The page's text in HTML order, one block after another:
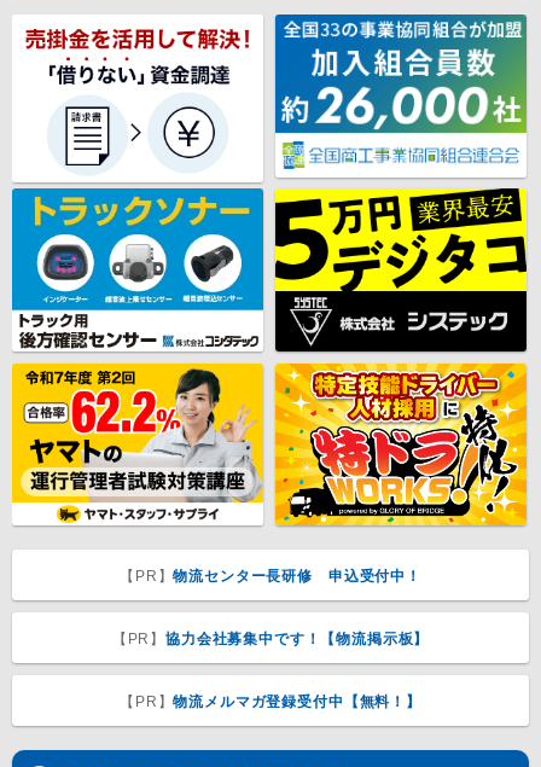
【PR】物流センター長研修 申込受付中！
【PR】協力会社募集中です！【物流掲示板】
【PR】物流メルマガ登録受付中【無料！】